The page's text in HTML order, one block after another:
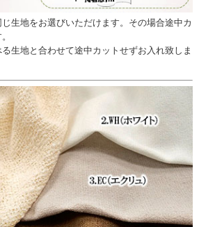
生地をお選びいただけます。その場合途中カ
生地と合わせて途中カットせずお入れ致しま